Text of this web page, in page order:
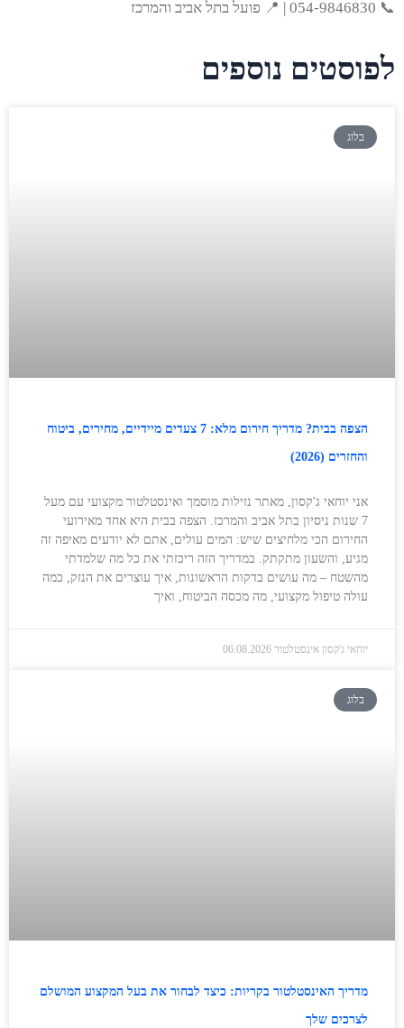
📞 054-9846830 | 📍 פועל בתל אביב והמרכז
לפוסטים נוספים
בלוג
הצפה בבית? מדריך חירום מלא: 7 צעדים מיידיים, מחירים, ביטוח
והחזרים (2026)
אני יוחאי ג'קסון, מאתר נזילות מוסמך ואינסטלטור מקצועי עם מעל
7 שנות ניסיון בתל אביב והמרכז. הצפה בבית היא אחד מאירועי
החירום הכי מלחיצים שיש: המים עולים, אתם לא יודעים מאיפה זה
מגיע, והשעון מתקתק. במדריך הזה ריכזתי את כל מה שלמדתי
מהשטח – מה עושים בדקות הראשונות, איך עוצרים את הנזק, כמה
עולה טיפול מקצועי, מה מכסה הביטוח, ואיך
יוחאי ג'קסון אינסטלטור 06.08.2026
בלוג
מדריך האינסטלטור בקריות: כיצד לבחור את בעל המקצוע המושלם
לצרכים שלך